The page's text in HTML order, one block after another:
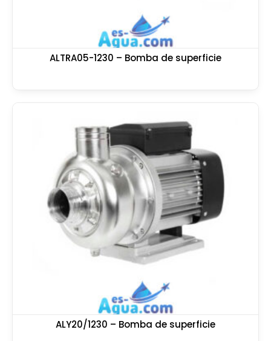
ALTRA05-1230 – Bomba de superficie
ALY20/1230 – Bomba de superficie